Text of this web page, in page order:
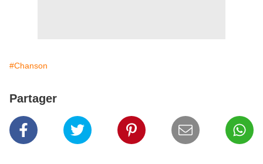
#Chanson
Partager